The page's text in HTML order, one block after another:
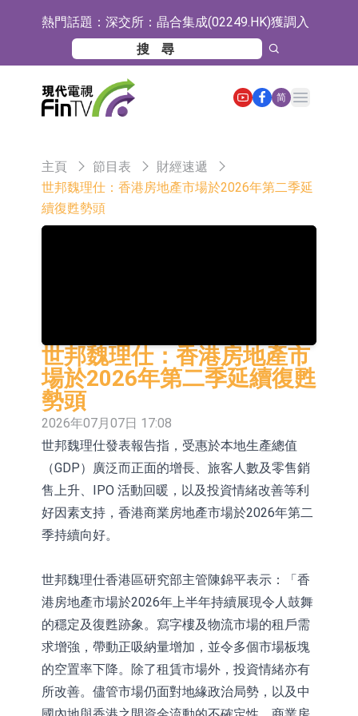
熱門話題： 深交所：晶合集成(02249.HK)獲調入
港股通標的證券名單
和光智成完成天使輪數千萬融資
10年期港元特區政府機構債券將於
2026年8月12日透過重開進行投標
5年期港元特區政府機構債券將於
於2026年8月12日進行投標
香港證監會就中國糖果前高管的失當
PCB、電子元器件等電子及機械產業
鏈一站式研發智造服務
工信部：鼓勵民爆企業依法依規實施
重組整合
工信部：到2030年形成3-5家具有較
產的本土化產品完成客戶交付
魯陽節能：公司汽車襯墊 CCMAX、
E2K、HBD系列產品已實現量產銷售
日韓股市收盤雙雙下挫
北京君正：預計後續仍將主要採用季
統工程股權(02902.HK)漲+231.25%，
中國智能健康(00348.HK)漲+133.33%
深交所：鑫元中證電池主題交易型開
放式指數證券投資基金8月12日上市
交易
通天酒業(00389.HK)停牌
简
Open main menu
主頁 節目表
財經速遞
世邦魏理仕：香港房地產市場於2026年第二季延
續復甦勢頭
世邦魏理仕：香港房地產市
場於2026年第二季延續復甦
勢頭
2026年07月07日 17:08
世邦魏理仕發表報告指，受惠於本地生產總值
（GDP）廣泛而正面的增長、旅客人數及零售銷
售上升、IPO 活動回暖，以及投資情緒改善等利
好因素支持，香港商業房地產市場於2026年第二
季持續向好。
世邦魏理仕香港區研究部主管陳錦平表示：「香
港房地產市場於2026年上半年持續展現令人鼓舞
的穩定及復甦跡象。寫字樓及物流市場的租戶需
求增強，帶動正吸納量增加，並令多個市場板塊
的空置率下降。除了租賃市場外，投資情緒亦有
所改善。儘管市場仍面對地緣政治局勢，以及中